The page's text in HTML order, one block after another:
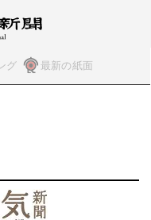
グ 最新の紙面